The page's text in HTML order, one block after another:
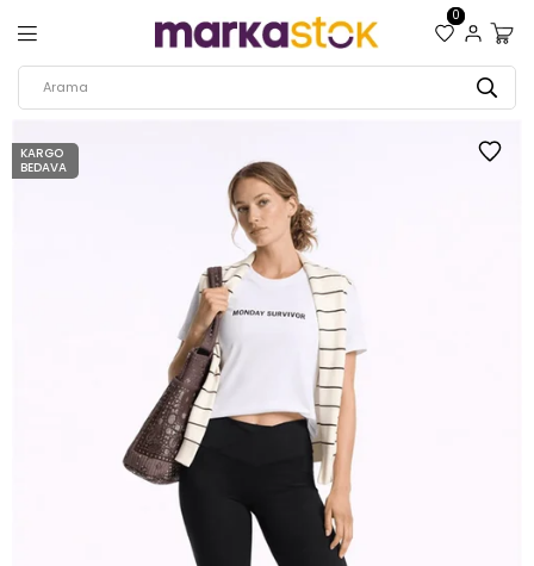
0
KARGO
BEDAVA